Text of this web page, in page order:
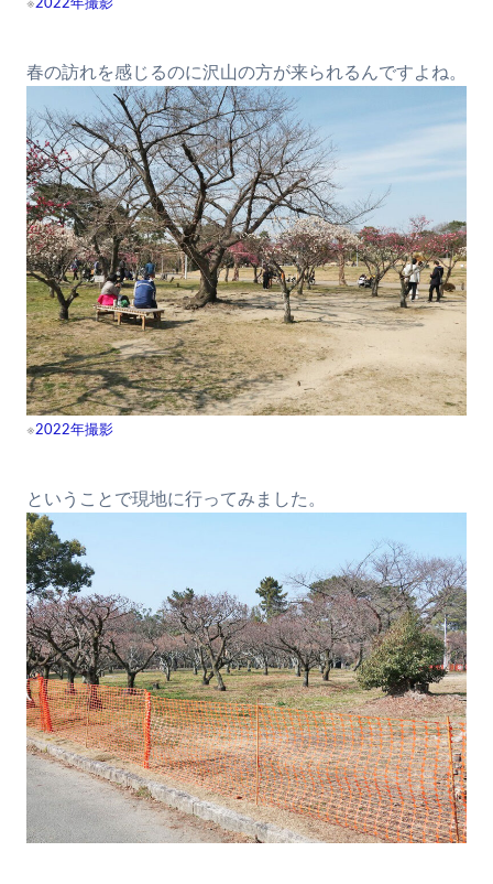
春の訪れを感じるのに沢山の方が来られるんですよね。
※2022年撮影
ということで現地に行ってみました。